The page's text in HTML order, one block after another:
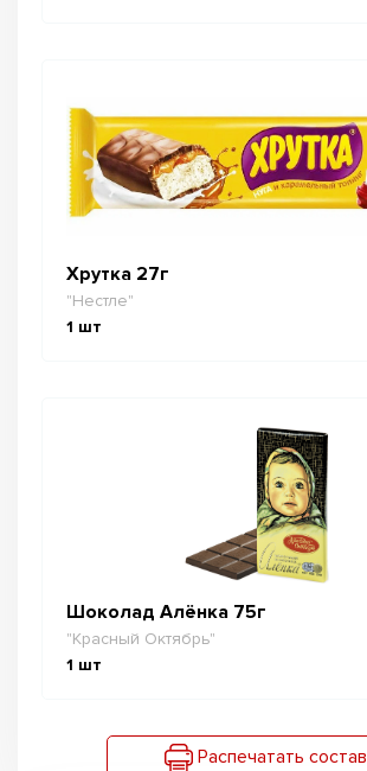
Хрутка 27г
"Нестле"
1 шт
Шоколад Алёнка 75г
"Красный Октябрь"
1 шт
Распечатать состав